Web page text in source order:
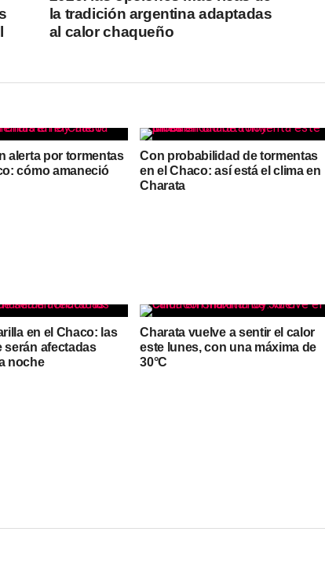
la tradición argentina adaptadas
al calor chaqueño
alerta por tormentas
cómo amaneció
Con probabilidad de tormentas
en el Chaco: así está el clima en
Charata
en el Chaco: las
serán afectadas
noche
Charata vuelve a sentir el calor
este lunes, con una máxima de
30°C